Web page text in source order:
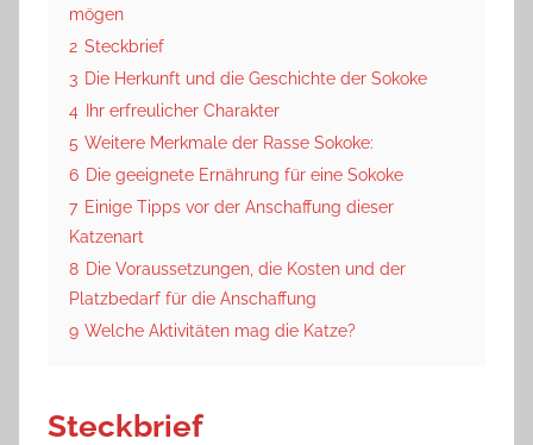
mögen
2 Steckbrief
3 Die Herkunft und die Geschichte der Sokoke
4 Ihr erfreulicher Charakter
5 Weitere Merkmale der Rasse Sokoke:
6 Die geeignete Ernährung für eine Sokoke
7 Einige Tipps vor der Anschaffung dieser
Katzenart
8 Die Voraussetzungen, die Kosten und der
Platzbedarf für die Anschaffung
9 Welche Aktivitäten mag die Katze?
Steckbrief